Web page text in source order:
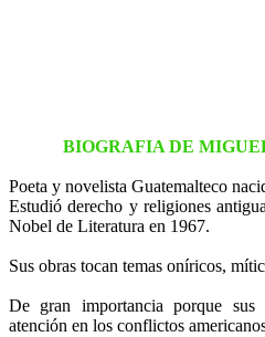
BIOGRAFIA DE
Poeta y novelista Guatemalteco
Estudió derecho y religiones
Nobel de Literatura en 1967.
Sus obras tocan temas oníricos,
De gran importancia porque sus
atención en los conflictos